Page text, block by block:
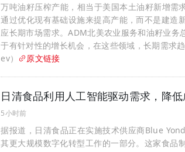
万吨油籽压榨产能，相当于美国本土油籽新增
通过优化现有基础设施来提高产能，而不是建造
应长期市场需求。ADM北美农业服务和油籽业务
于有针对性的增长机会，在这些领域，长期需求
ev）
原文链接
日清食品利用人工智能驱动需求，降低
5小时前
据报道，日清食品正在实施技术供应商Blue
其更大规模数字化转型工作的一部分。这家食品